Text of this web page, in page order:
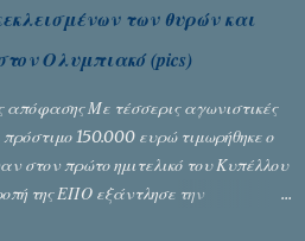
των θυρών και
Ολυμπιακό (pics)
απόφασης Με τέσσερις αγωνιστικές
150.000 ευρώ τιμωρήθηκε ο
στον πρώτο ημιτελικό του Κυπέλλου
της ΕΠΟ εξάντλησε την